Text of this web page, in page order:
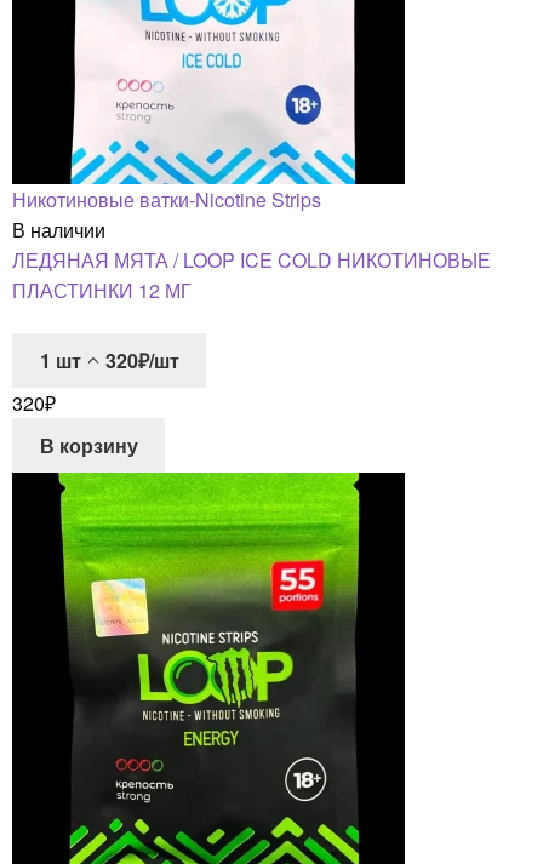
Никотиновые ватки-Nicotine Strips
В наличии
ЛЕДЯНАЯ МЯТА / LOOP ICE COLD НИКОТИНОВЫЕ
ПЛАСТИНКИ 12 МГ
1 шт
320₽/шт
320₽
В корзину